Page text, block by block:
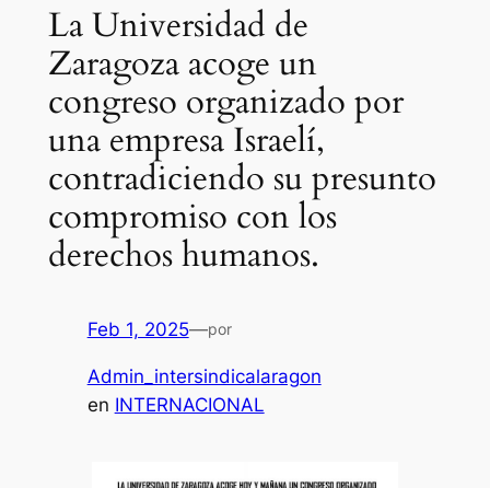
La Universidad de
Zaragoza acoge un
congreso organizado por
una empresa Israelí,
contradiciendo su presunto
compromiso con los
derechos humanos.
Feb 1, 2025—por
Admin_intersindicalaragon
en INTERNACIONAL